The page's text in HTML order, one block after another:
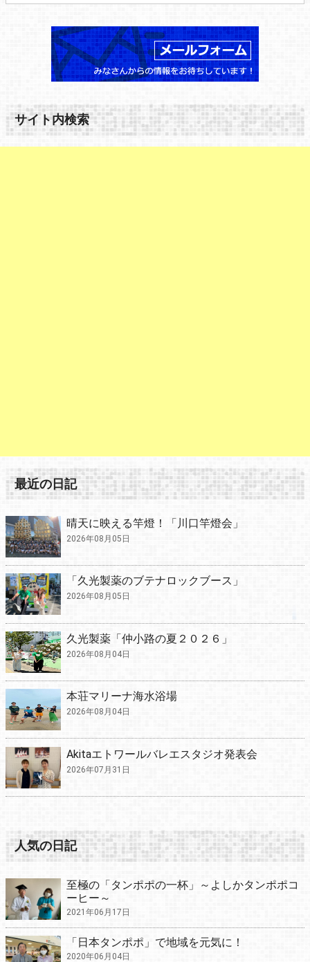
サイト内検索
最近の日記
晴天に映える竿燈！「川口竿燈会」
2026年08月05日
「久光製薬のブテナロックブース」
2026年08月05日
久光製薬「仲小路の夏２０２６」
2026年08月04日
本荘マリーナ海水浴場
2026年08月04日
Akitaエトワールバレエスタジオ発表会
2026年07月31日
人気の日記
至極の「タンポポの一杯」～よしかタンポポコ
ーヒー～
2021年06月17日
「日本タンポポ」で地域を元気に！
2020年06月04日